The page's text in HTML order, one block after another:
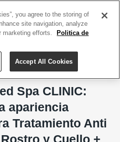
Aesthetic & Wellness Care
Spa CLINIC:
apariencia
Tratamiento Anti
y Cuello +
you agree to the storing of
site navigation, analyze
marketing efforts.
Politica de
Accept All Cookies